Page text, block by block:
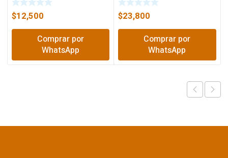
$12,500
Comprar por
WhatsApp
$23,800
Comprar por
WhatsApp